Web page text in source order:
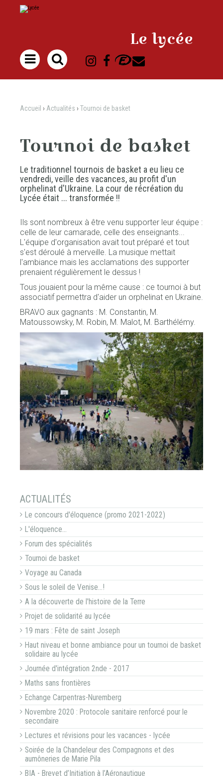
au
contenu.
personnels
Le lycée

Accueil › Actualités › Tournoi de basket
Tournoi de basket
Le traditionnel tournois de basket a eu lieu ce
vendredi, veille des vacances, au profit d'un
orphelinat d'Ukraine. La cour de récréation du
Lycée était ... transformée !!
Ils sont nombreux à être venu supporter leur équipe :
celle de leur camarade, celle des enseignants...
L'équipe d'organisation avait tout préparé et tout
s'est déroulé à merveille. La musique mettait
l'ambiance mais les acclamations des supporter
prenaient régulièrement le dessus !
Tous jouaient pour la même cause : ce tournoi à but
associatif permettra d'aider un orphelinat en Ukraine.
BRAVO aux gagnants : M. Constantin, M.
Matoussowsky, M. Robin, M. Malot, M. Barthélémy.
NAVIGATION
ACTUALITÉS
Le concours d'éloquence (promo 2021-2022)
L'éloquence...
Forum des spécialités
Tournoi de basket
Voyage au Canada
Sous le soleil de Venise...!
A la découverte de l'histoire de la Terre
Projet de solidarité au lycée
19 mars : Fête de saint Joseph
Haut niveau et bonne ambiance pour un tournoi de basket
solidaire au lycée
Journée d'intégration 2nde - 2017
Maths sans frontières
Echange Carpentras-Nuremberg
Novembre 2020 : Protocole sanitaire renforcé pour le
secondaire
Lectures et révisions pour les vacances - lycée
Soirée de la Chandeleur des Compagnons et des
aumôneries de Marie Pila
BIA - Brevet d’Initiation à l’Aéronautique